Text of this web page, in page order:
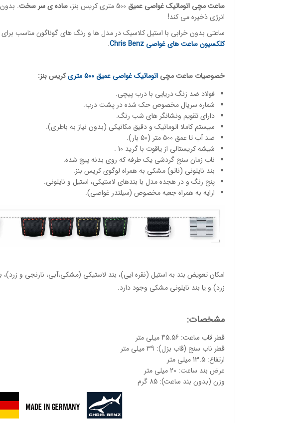
ساعت مچی اتوماتیک غواصی عمیق ساده ی سر سخت
انرژی ذخیره می کند!
ساعتی بدون خرابی با استیل کلاسیک در مدل ها و رنگ های گوناگون مناسب
کلکسیون ساعت های غواصی Chris Benz
.
خصوصیات ساعت مچی اتوماتیک غواصی عمیق 500 متری
کریس بنز:
فولاد ضد زنگ دریایی با درب پیچی.
شماره سریال مخصوص حک شده در پشت درب.
دارای تقویم ونشانگر های شب رنگ.
سیستم کاملا اتوماتیک و دقیق مکانیکی (بدون نیاز به باطری).
ضد آب تا عمق 500 متر (50 بار).
شیشه کریستالی از یاقوت با گرید 10 .
ناب زمان سنج گردشی یک طرفه که روی بدنه پیچ شده.
بند نایلونی (ناتو) مشکی به همراه لوگوی کریس بنز.
پنج رنگ و در هجده مدل با بندهای لاستیکی، استیل و نایلونی.
ارایه به همراه جعبه مخصوص (سیلندر غواصی).
امکان تعویض بند به استیل (نقره ایی)، بند لاستیکی (مشکی،آبی، نارنجی و زرد)،
زرد) و یا بند نایلونی مشکی وجود دارد.
مشخصات:
قطر قاب ساعت: 45.56 میلی متر
قطر ناب سنج (قاب بزل): 39 میلی متر
ارتفاع: 13.5 میلی متر
عرض بند ساعت: 20 میلی متر
وزن (بدون بند ساعت): 85 گرم